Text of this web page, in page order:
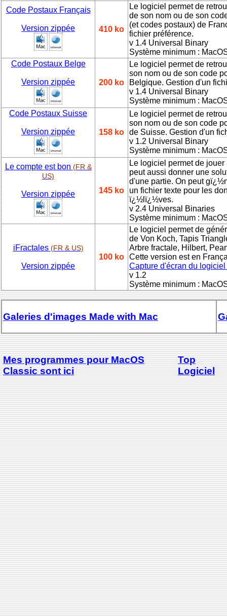
Code Postaux Français
Version zippée 410 ko
Le logiciel permet de
de son nom ou de son
(et codes postaux) de
fichier préférence.
v 1.4 Universal Binary
Système minimum :
Code Postaux Belge
Version zippée 200 ko
Le logiciel permet de
son nom ou de son code
Belgique. Gestion d'un
v 1.4 Universal Binary
Système minimum :
Code Postaux Suisse
Version zippée 158 ko
Le logiciel permet de
son nom ou de son code
de Suisse. Gestion d'un
v 1.2 Universal Binary
Système minimum :
Le compte est bon (FR &
US)
Version zippée 145 ko
Le logiciel permet de
peut aussi donner une
d'une partie. On peut
un fichier texte pour les
ï¿½lï¿½ves.
v 2.4 Universal Binaries
Système minimum :
iFractales (FR & US)
Version zippée
100 ko
Le logiciel permet de
de Von Koch, Tapis
Arbre fractale, Hilbert,
Cette version est en
Capture d'écran du
v 1.2
Système minimum :
Galeries d'images Made with Mac
Mes programmes pour MacOS
Classic sont ici
Top
Logiciel